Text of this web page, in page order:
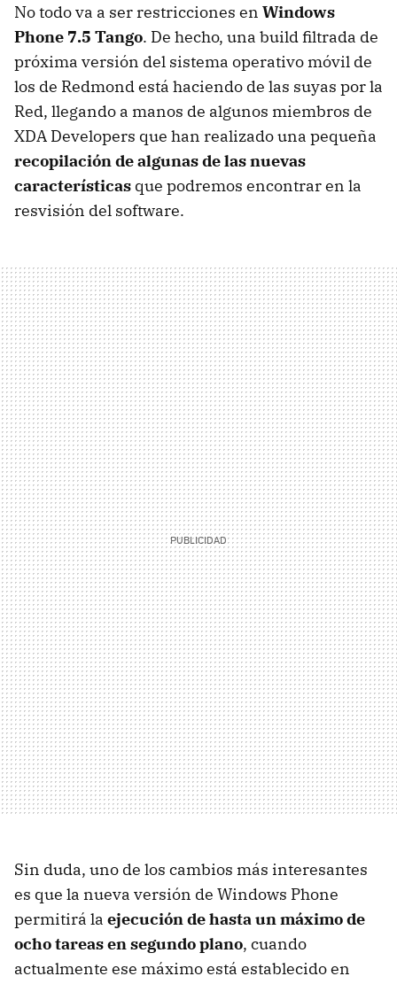
No todo va a ser restricciones en Windows
Phone 7.5 Tango. De hecho, una build filtrada de
próxima versión del sistema operativo móvil de
los de Redmond está haciendo de las suyas por la
Red, llegando a manos de algunos miembros de
XDA Developers que han realizado una pequeña
recopilación de algunas de las nuevas
características que podremos encontrar en la
resvisión del software.
Sin duda, uno de los cambios más interesantes
es que la nueva versión de Windows Phone
permitirá la ejecución de hasta un máximo de
ocho tareas en segundo plano, cuando
actualmente ese máximo está establecido en